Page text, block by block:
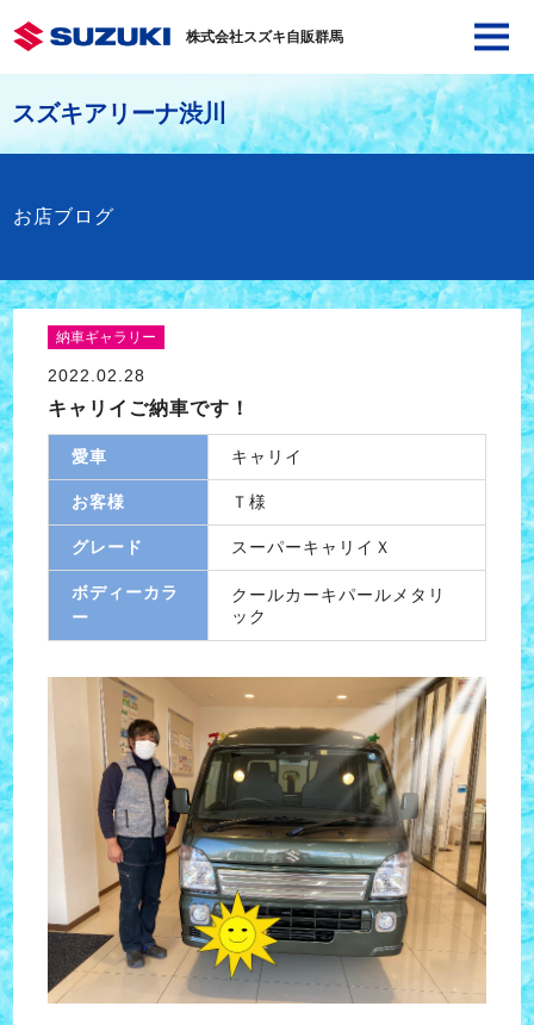
株式会社スズキ自販群馬
スズキアリーナ渋川
お店ブログ
納車ギャラリー
2022.02.28
キャリイご納車です！
愛車 キャリイ
お客様 Ｔ様
グレード スーパーキャリイＸ
ボディーカラ
ー
クールカーキパールメタリ
ック